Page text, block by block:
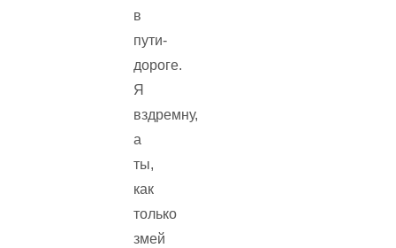
в
пути-
дороге.
Я
вздремну,
а
ты,
как
только
змей